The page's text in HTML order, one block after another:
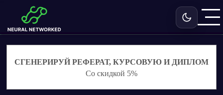
Включить
СГЕНЕРИРУЙ РЕФЕРАТ, КУРСОВУЮ И ДИПЛОМ
Со скидкой 5%